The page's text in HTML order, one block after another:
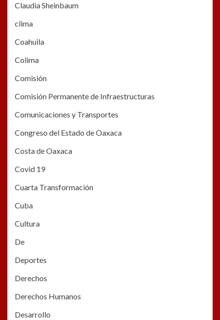
Claudia Sheinbaum
clima
Coahuila
Colima
Comisión
Comisión Permanente de Infraestructuras
Comunicaciones y Transportes
Congreso del Estado de Oaxaca
Costa de Oaxaca
Covid 19
Cuarta Transformación
Cuba
Cultura
De
Deportes
Derechos
Derechos Humanos
Desarrollo